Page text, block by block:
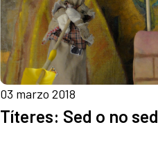
03 marzo 2018
Títeres: Sed o no sed